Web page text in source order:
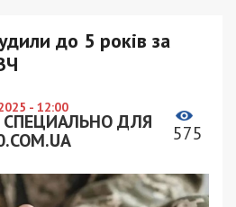
до 5 років за
- 12:00
ДЛЯ
575